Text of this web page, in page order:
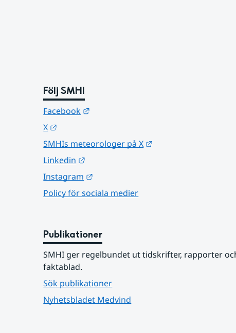
Följ SMHI
Facebook
X
SMHIs meteorologer på X
Linkedin
Instagram
Policy för sociala medier
Publikationer
SMHI ger regelbundet ut tidskrifter, rapporter
faktablad.
Sök publikationer
Nyhetsbladet Medvind